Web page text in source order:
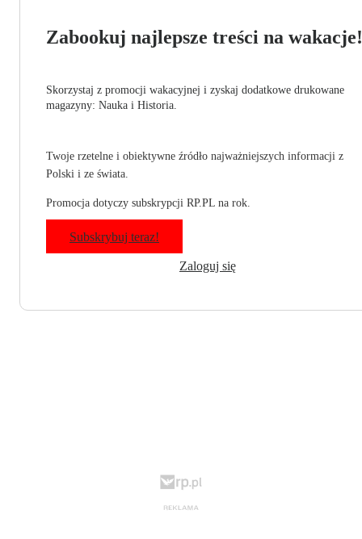
Zabookuj najlepsze treści na wakacje!
Skorzystaj z promocji wakacyjnej i zyskaj dodatkowe drukowane
magazyny: Nauka i Historia.
Twoje rzetelne i obiektywne źródło najważniejszych informacji z
Polski i ze świata.
Promocja dotyczy subskrypcji RP.PL na rok.
Subskrybuj teraz!
Zaloguj się